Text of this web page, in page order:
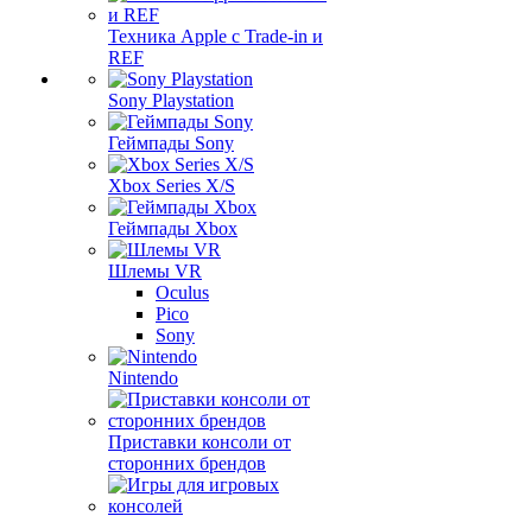
Техника Apple с Trade-in и
REF
Sony Playstation
Геймпады Sony
Xbox Series X/S
Геймпады Xbox
Шлемы VR
Oculus
Pico
Sony
Nintendo
Приставки консоли от
сторонних брендов